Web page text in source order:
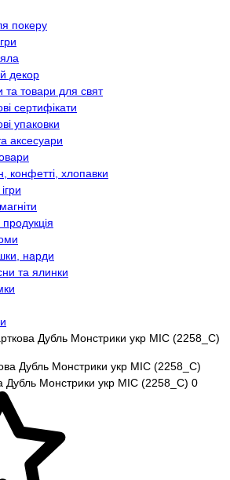
покеру
декор
та товари для свят
сертифікати
упаковки
аксесуари
конфетті, хлопавки
нарди
та ялинки
Дубль Монстрики укр MIC (2258_C)
Дубль Монстрики укр MIC (2258_C) 0